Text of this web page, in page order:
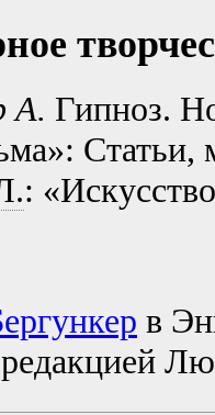
А. Гипноз.
Статьи,
:
в